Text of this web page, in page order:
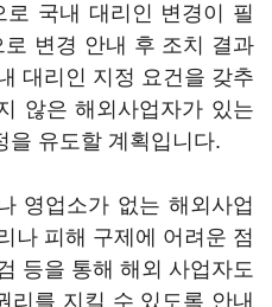
국내 대리인 변경이 필
변경 안내 후 조치 결과
대리인 지정 요건을 갖추
않은 해외사업자가 있는
을 유도할 계획입니다.
영업소가 없는 해외사업
나 피해 구제에 어려운 점
등을 통해 해외 사업자도
리를 지킬 수 있도록 안내